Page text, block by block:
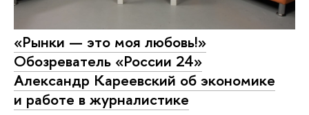
«Рынки — это моя любовь!»
Обозреватель «России 24»
Александр Кареевский об экономике
и работе в журналистике